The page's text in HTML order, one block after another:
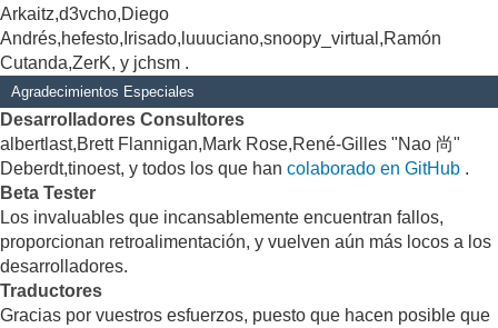
Arkaitz,d3vcho,Diego
Andrés,hefesto,Irisado,luuuciano,snoopy_virtual,Ramón
Cutanda,ZerK, y jchsm .
Agradecimientos Especiales
Desarrolladores Consultores
albertlast,Brett Flannigan,Mark Rose,René-Gilles "Nao 尚"
Deberdt,tinoest, y todos los que han colaborado en GitHub .
Beta Tester
Los invaluables que incansablemente encuentran fallos,
proporcionan retroalimentación, y vuelven aún más locos a los
desarrolladores.
Traductores
Gracias por vuestros esfuerzos, puesto que hacen posible que